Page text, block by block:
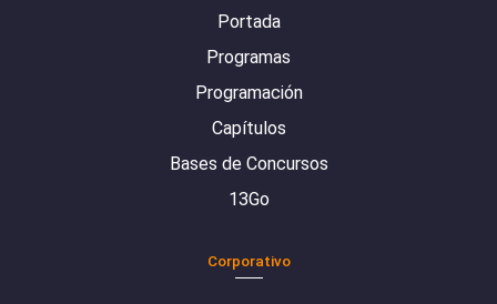
Portada
Programas
Programación
Capítulos
Bases de Concursos
13Go
Corporativo